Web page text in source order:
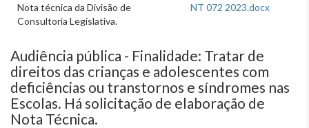
Nota técnica da Divisão de
Consultoria Legislativa.
NT 072 2023.docx
Audiência pública - Finalidade: Tratar de
direitos das crianças e adolescentes com
deficiências ou transtornos e síndromes nas
Escolas. Há solicitação de elaboração de
Nota Técnica.